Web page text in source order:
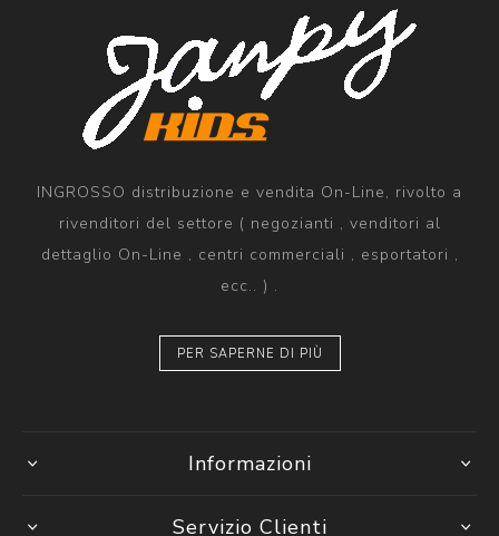
INGROSSO distribuzione e vendita On-Line, rivolto a
rivenditori del settore ( negozianti , venditori al
dettaglio On-Line , centri commerciali , esportatori ,
ecc.. ) .
PER SAPERNE DI PIÙ
Informazioni
Servizio Clienti